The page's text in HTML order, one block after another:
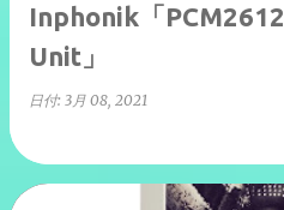
Inphonik「
Unit」
日付: 3月 08, 2021